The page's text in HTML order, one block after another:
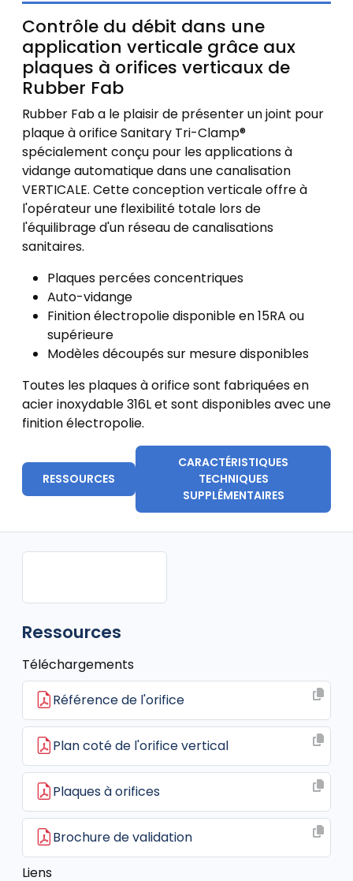
Contrôle du débit dans une
application verticale grâce aux
plaques à orifices verticaux de
Rubber Fab
Rubber Fab a le plaisir de présenter un joint pour
plaque à orifice Sanitary Tri-Clamp®
spécialement conçu pour les applications à
vidange automatique dans une canalisation
VERTICALE. Cette conception verticale offre à
l'opérateur une flexibilité totale lors de
l'équilibrage d'un réseau de canalisations
sanitaires.
Plaques percées concentriques
Auto-vidange
Finition électropolie disponible en 15RA ou
supérieure
Modèles découpés sur mesure disponibles
Toutes les plaques à orifice sont fabriquées en
acier inoxydable 316L et sont disponibles avec une
finition électropolie.
RESSOURCES
CARACTÉRISTIQUES
TECHNIQUES
SUPPLÉMENTAIRES
Ressources
Téléchargements
Référence de l'orifice
Plan coté de l'orifice vertical
Plaques à orifices
Brochure de validation
Liens